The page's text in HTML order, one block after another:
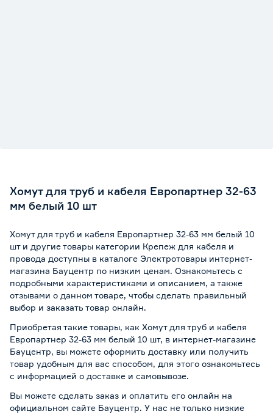
Хомут для труб и кабеля Европартнер 32-63
мм белый 10 шт
Хомут для труб и кабеля Европартнер 32-63 мм белый 10
шт и другие товары категории Крепеж для кабеля и
провода доступны в каталоге Электротовары интернет-
магазина Бауцентр по низким ценам. Ознакомьтесь с
подробными характеристиками и описанием, а также
отзывами о данном товаре, чтобы сделать правильный
выбор и заказать товар онлайн.
Приобретая такие товары, как Хомут для труб и кабеля
Европартнер 32-63 мм белый 10 шт, в интернет-магазине
Бауцентр, вы можете оформить доставку или получить
товар удобным для вас способом, для этого ознакомьтесь
с информацией о доставке и самовывозе.
Вы можете сделать заказ и оплатить его онлайн на
официальном сайте Бауцентр. У нас не только низкие